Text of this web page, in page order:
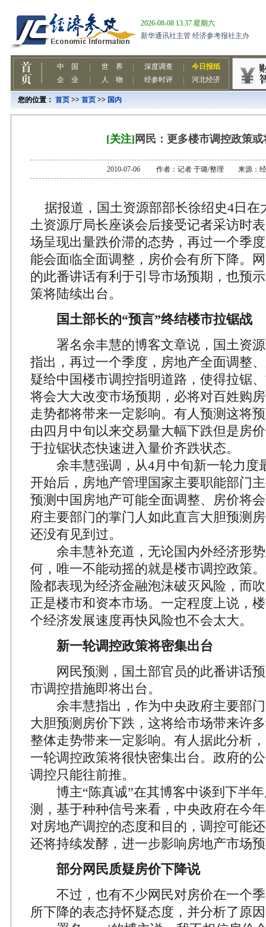
您的位置： 首页 >> 首页 >> 国内
[关注] 网民：更多楼市调控政策或
2010-07-06 作者：记者 于璐/整理 来源：经
据报道，国土资源部部长徐绍史4日在
土资源厅局长座谈会后接受记者采访时
场呈现出量跌价滞的态势，再过一个季
能会面临全面调整，房价会有所下降。
的此番讲话有利于引导市场预期，也预
策将陆续出台。
国土部长的“预言”终结楼市拉锯战
署名余丰慧的博客文章说，国土资源
指出，再过一个季度，房地产全面调整
疑给中国楼市调控指明道路，使得拉锯
将会大大改变市场预期，必将对百姓购
走势都将带来一定影响。有人预测这将
由四月中旬以来交易量大幅下跌但是房
于拉锯状态快速进入量价齐跌状态。
余丰慧强调，从4月中旬新一轮力度
开始后，房地产管理国家主要职能部门
预测中国房地产可能全面调整、房价将
府主要部门的掌门人如此直言大胆预测
还没有见到过。
余丰慧补充道，无论国内外经济形势
何，唯一不能动摇的就是楼市调控政策
险都表现为经济金融泡沫破灭风险，而
正是楼市和资本市场。一定程度上说，
个经济发展速度再快风险也不会太大。
新一轮调控政策将密集出台
网民预测，国土部官员的此番讲话预
市调控措施即将出台。
余丰慧指出，作为中央政府主要部门
大胆预测房价下跌，这将给市场带来许
整体走势带来一定影响。有人据此分析
一轮调控政策将很快密集出台。政府的
调控只能往前推。
博主“陈真诚”在其博客中谈到下半年
测，基于种种信号来看，中央政府在今
对房地产调控的态度和目的，调控可能
还将持续发酵，进一步影响房地产市场
部分网民质疑房价下降说
不过，也有不少网民对房价在一个季
所下降的表态持怀疑态度，并分析了原